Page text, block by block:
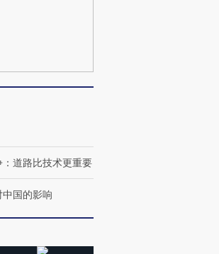
道路比技术更重要
国的影响